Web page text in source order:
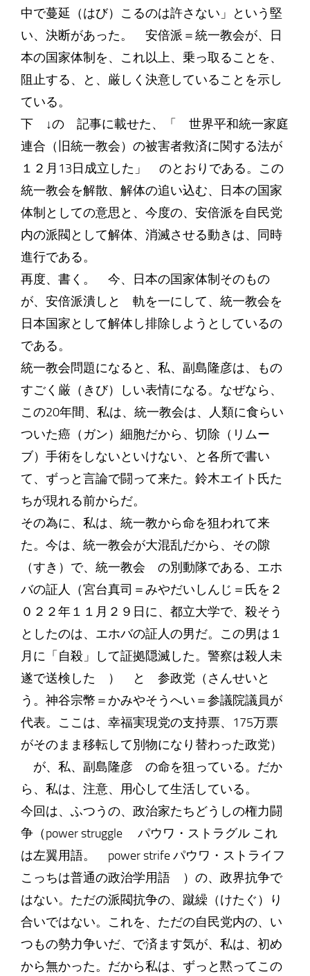
中で蔓延（はび）こるのは許さない」という堅
い、決断があった。 安倍派＝統一教会が、日
本の国家体制を、これ以上、乗っ取ることを、
阻止する、と、厳しく決意していることを示し
ている。
下 ↓の 記事に載せた、「 世界平和統一家庭
連合（旧統一教会）の被害者救済に関する法が
１２月13日成立した」 のとおりである。この
統一教会を解散、解体の追い込む、日本の国家
体制としての意思と、今度の、安倍派を自民党
内の派閥として解体、消滅させる動きは、同時
進行である。
再度、書く。 今、日本の国家体制そのもの
が、安倍派潰しと 軌を一にして、統一教会を
日本国家として解体し排除しようとしているの
である。
統一教会問題になると、私、副島隆彦は、もの
すごく厳（きび）しい表情になる。なぜなら、
この20年間、私は、統一教会は、人類に食らい
ついた癌（ガン）細胞だから、切除（リムー
ブ）手術をしないといけない、と各所で書い
て、ずっと言論で闘って来た。鈴木エイト氏た
ちが現れる前からだ。
その為に、私は、統一教から命を狙われて来
た。今は、統一教会が大混乱だから、その隙
（すき）で、統一教会 の別動隊である、エホ
バの証人（宮台真司＝みやだいしんじ＝氏を２
０２２年１１月２９日に、都立大学で、殺そう
としたのは、エホバの証人の男だ。この男は１
月に「自殺」して証拠隠滅した。警察は殺人未
遂で送検した ） と 参政党（さんせいと
う。神谷宗幣＝かみやそうへい＝参議院議員が
代表。ここは、幸福実現党の支持票、175万票
がそのまま移転して別物になり替わった政党）
が、私、副島隆彦 の命を狙っている。だか
ら、私は、注意、用心して生活している。
今回は、ふつうの、政治家たちどうしの権力闘
争（power struggle パウワ・ストラグル これ
は左翼用語。 power strife パウワ・ストライフ
こっちは普通の政治学用語 ）の、政界抗争で
はない。ただの派閥抗争の、蹴繰（けたぐ）り
合いではない。これを、ただの自民党内の、い
つもの勢力争いだ、で済ます気が、私は、初め
から無かった。だから私は、ずっと黙ってこの